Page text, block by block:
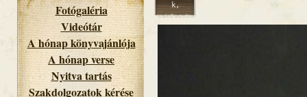
Fotógaléria
Videótár
A hónap könyvajánlója
A hónap verse
Nyitva tartás
Szakdolgozatok kérése
k,
02/11/2014